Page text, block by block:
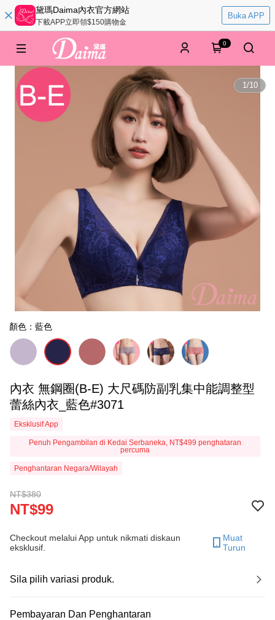
黛瑪Daima內衣官方網站
下載APP立即領$150購物金
Buka APP
0
1/10
顏色：藍色
內衣 無鋼圈(B-E) 大尺碼防副乳集中能調整型
蕾絲內衣_藍色#3071
Eksklusif App
Penuh Pengambilan di Kedai Serbaneka, NT$499 penghataran
percuma
Penghantaran Negara/Wilayah
NT$380
NT$99
Checkout melalui App untuk nikmati diskaun
eksklusif.
Muat
Turun
Sila pilih variasi produk.
Pembayaran Dan Penghantaran